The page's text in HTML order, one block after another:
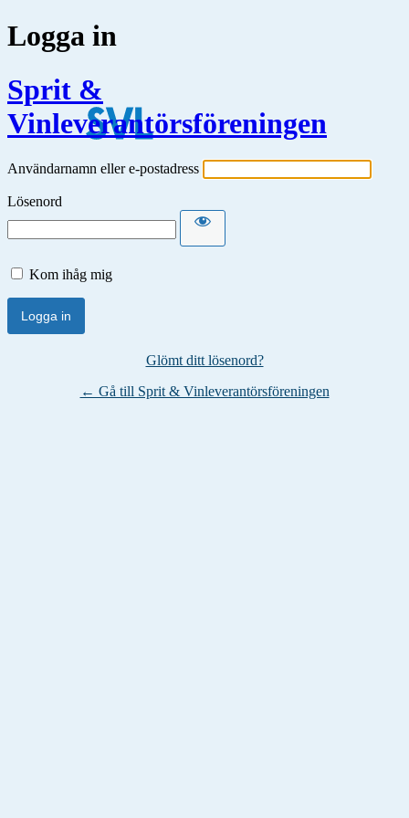
Logga in
Sprit &
Vinleverantörsföreningen
Användarnamn eller e-postadress
Lösenord
Kom ihåg mig
Glömt ditt lösenord?
← Gå till Sprit & Vinleverantörsföreningen